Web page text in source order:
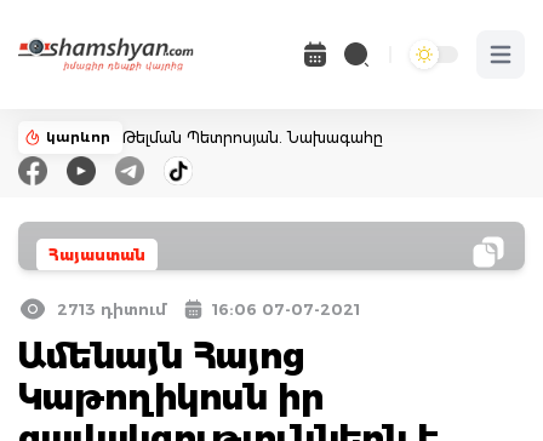
Open
կարևոր Թելման Պետրոսյան. Նախագահը
Հայաստան
2713 դիտում 16:06 07-07-2021
Ամենայն Հայոց
Կաթողիկոսն իր